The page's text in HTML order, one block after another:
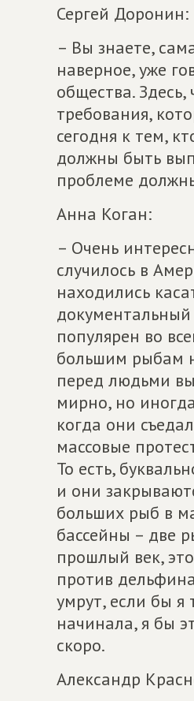
Сергей Доронин:
– Вы знаете,
наверное, уже
общества.
требования,
сегодня к тем,
должны быть
проблеме
Анна Коган:
– Очень
случилось в
находились
популярен во
большим рыбам
перед людьми
мирно, но
когда они
массовые
То есть,
и они
больших рыб в
бассейны – две
прошлый век,
против
умрут, если бы
начинала, я бы
скоро.
Александр